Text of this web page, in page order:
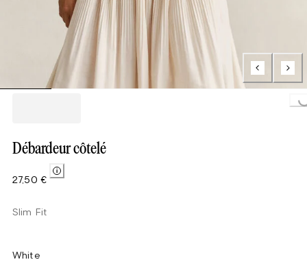
Loading...
Débardeur côtelé
27,50 €
Slim Fit
White